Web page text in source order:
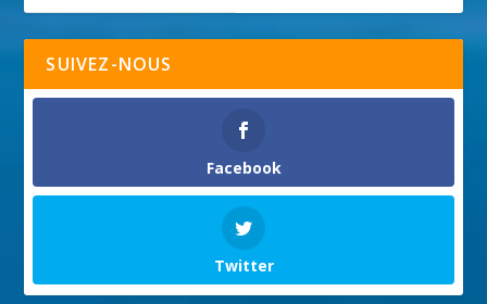
SUIVEZ-NOUS
Facebook
Twitter